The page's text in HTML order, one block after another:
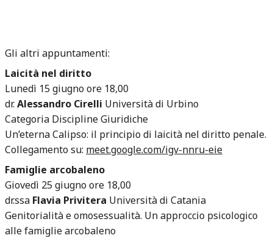
Gli altri appuntamenti:
Laicità nel diritto
Lunedì 15 giugno ore 18,00
dr.Alessandro Cirelli Università di Urbino
Categoria Discipline Giuridiche
Un’eterna Calipso: il principio di laicità nel diritto penale.
Collegamento su: meet.google.com/igv-nnru-eie
Famiglie arcobaleno
Giovedì 25 giugno ore 18,00
dr.ssa Flavia Privitera Università di Catania
Genitorialità e omosessualità. Un approccio psicologico
alle famiglie arcobaleno